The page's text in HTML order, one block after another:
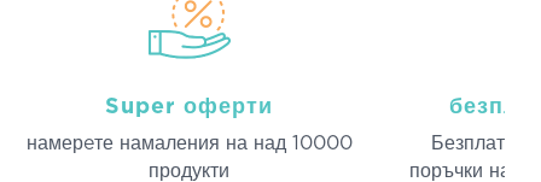
Super оферти
намерeте намаления на над 10000
продукти
Безплатна
поръчки над